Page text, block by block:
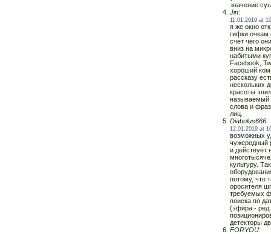
значение
Jin:
11.01.2019 at
я же окно
гифки очкам
счет чего
вниз на
набитыми
Facebook,
хороший
рассказу
нескольких
красоты
называемый
слова и
лиц.
Diabolus666:
12.01.2019 at
возможных
чужеродный
и действует
культуру.
потому, что
оросителя
требуемых
поиска по
(эфира -
детекторы
FORYOU: